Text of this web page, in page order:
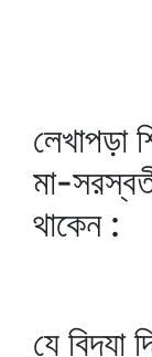
লেখাপড়া
মা-
থাকেন :
যে বিদ্যা